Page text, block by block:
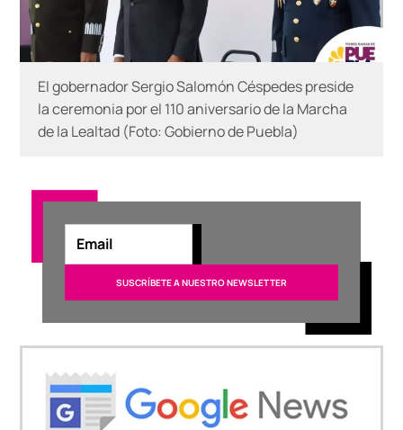
El gobernador Sergio Salomón Céspedes preside
la ceremonia por el 110 aniversario de la Marcha
de la Lealtad (Foto: Gobierno de Puebla)